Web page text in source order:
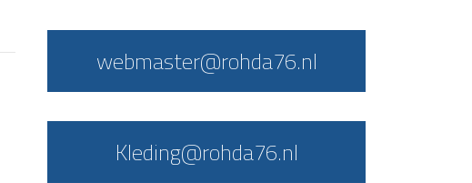
webmaster@rohda76.nl
Kleding@rohda76.nl